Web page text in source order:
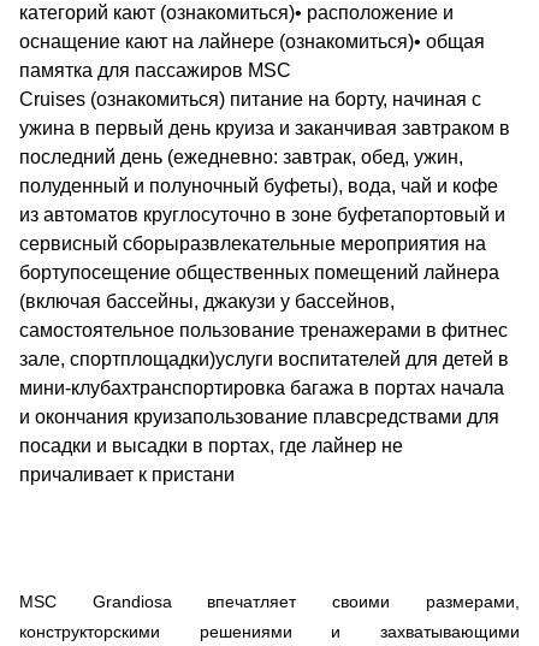
MSC Grandiosa впечатляет своими размерами,
конструкторскими решениями и захватывающими
категорий кают (ознакомиться)• расположение и
оснащение кают на лайнере (ознакомиться)• общая
памятка для пассажиров MSC
Cruises (ознакомиться) питание на борту, начиная с
ужина в первый день круиза и заканчивая завтраком в
последний день (ежедневно: завтрак, обед, ужин,
полуденный и полуночный буфеты), вода, чай и кофе
из автоматов круглосуточно в зоне буфетапортовый и
сервисный сборыразвлекательные мероприятия на
бортупосещение общественных помещений лайнера
(включая бассейны, джакузи у бассейнов,
самостоятельное пользование тренажерами в фитнес
зале, спортплощадки)услуги воспитателей для детей в
мини-клубахтранспортировка багажа в портах начала
и окончания круизапользование плавсредствами для
посадки и высадки в портах, где лайнер не
причаливает к пристани